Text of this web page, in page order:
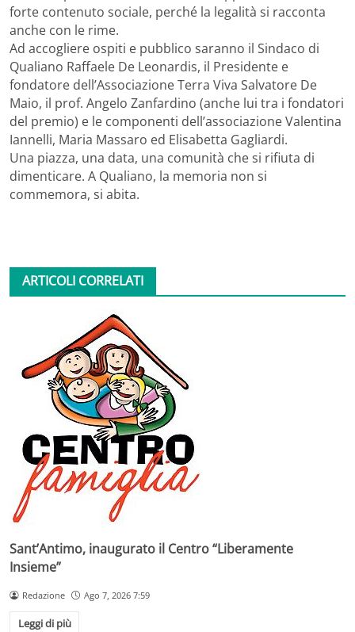
forte contenuto sociale, perché la legalità si racconta
anche con le rime.
Ad accogliere ospiti e pubblico saranno il Sindaco di
Qualiano Raffaele De Leonardis, il Presidente e
fondatore dell’Associazione Terra Viva Salvatore De
Maio, il prof. Angelo Zanfardino (anche lui tra i fondatori
del premio) e le componenti dell’associazione Valentina
Iannelli, Maria Massaro ed Elisabetta Gagliardi.
Una piazza, una data, una comunità che si rifiuta di
dimenticare. A Qualiano, la memoria non si
commemora, si abita.
ARTICOLI CORRELATI
Sant’Antimo, inaugurato il Centro “Liberamente
Insieme”
Redazione Ago 7, 2026 7:59
Leggi di più